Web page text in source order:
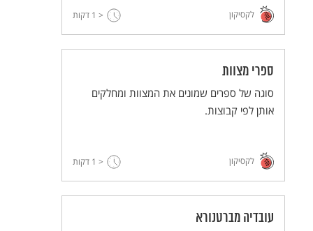
לקסיקון < 1 דקות
ספרי מצוות
סוגה של ספרים שמונים את המצוות ומחלקים
אותן לפי קבוצות.
לקסיקון < 1 דקות
עובדיה מברטנורא